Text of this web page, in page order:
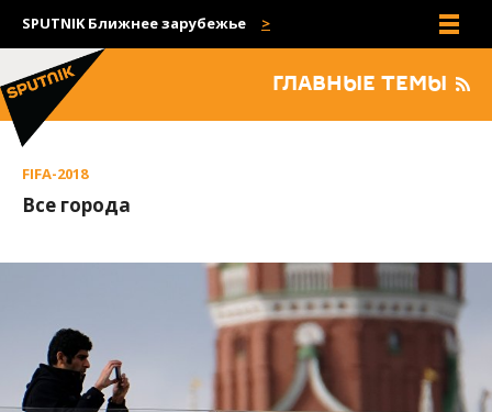
SPUTNIK Ближнее зарубежье
Все сайты
ГЛАВНЫЕ ТЕМЫ
FIFA-2018
Все города